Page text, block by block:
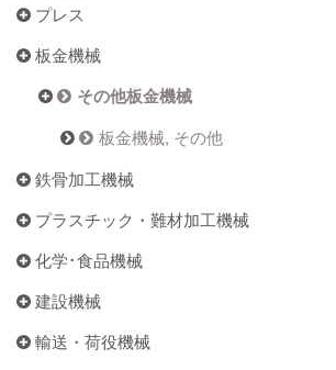
プレス
板金機械
その他板金機械
板金機械, その他
鉄骨加工機械
プラスチック・難材加工機械
化学･食品機械
建設機械
輸送・荷役機械